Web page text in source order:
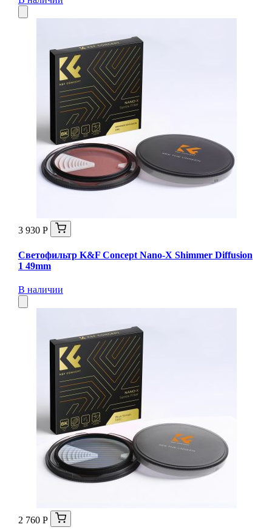
3 930 Р
Светофильтр K&F Concept Nano-X Shimmer Diffusion
1 49mm
В наличии
2 760 Р